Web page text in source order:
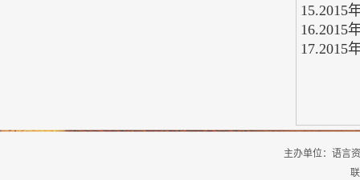
15.2015
16.2015
17.2015
主办单位： 语言